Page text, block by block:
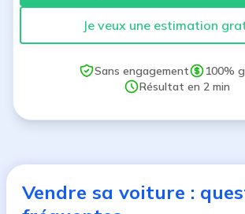
Je veux une estimation
Sans engagement
100%
Résultat en 2 min
Vendre sa voiture :